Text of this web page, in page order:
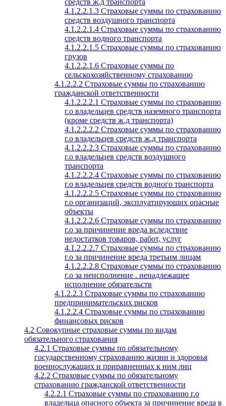
средств ж.д транспорта
4.1.2.2.1.3 Страховые суммы по страхованию
средств воздушного транспорта
4.1.2.2.1.4 Страховые суммы по страхованию
средств водного транспорта
4.1.2.2.1.5 Страховые суммы по страхованию
грузов
4.1.2.2.1.6 Страховые суммы по
сельскохозяйственному страхованию
4.1.2.2.2 Страховые суммы по страхованию
гражданской ответственности
4.1.2.2.2.1 Страховые суммы по страхованию
г.о владельцев средств наземного транспорта
(кроме средств ж.д транспорта)
4.1.2.2.2.2 Страховые суммы по страхованию
г.о владельцев средств ж.д транспорта
4.1.2.2.2.3 Страховые суммы по страхованию
г.о владельцев средств воздушного
транспорта
4.1.2.2.2.4 Страховые суммы по страхованию
г.о владельцев средств водного транспорта
4.1.2.2.2.5 Страховые суммы по страхованию
г.о организаций, эксплуатирующих опасные
объекты
4.1.2.2.2.6 Страховые суммы по страхованию
г.о за причинение вреда вследствие
недостатков товаров, работ, услуг
4.1.2.2.2.7 Страховые суммы по страхованию
г.о за причинение вреда третьим лицам
4.1.2.2.2.8 Страховые суммы по страхованию
г.о за неисполнение . ненадлежащее
исполнение обязательств
4.1.2.2.3 Страховые суммы по страхованию
предпринимательских рисков
4.1.2.2.4 Страховые суммы по страхованию
финансовых рисков
4.2 Совокупные страховые суммы по видам
обязательного страхования
4.2.1 Страховые суммы по обязательному
государственному страхованию жизни и здоровья
военнослужащих и приравненных к ним лиц
4.2.2 Страховые суммы по обязательному
страхованию гражданской ответственности
4.2.2.1 Страховые суммы по страхованию г.о
владельца опасного объекта за причинение вреда в